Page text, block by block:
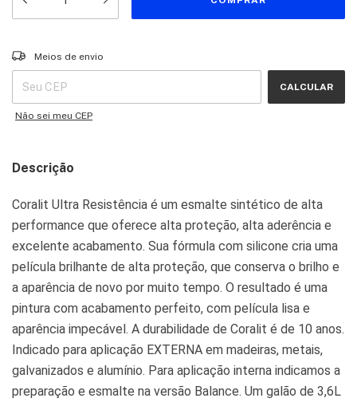
Entregas para o CEP:
Meios de envio
CALCULAR
Não sei meu CEP
Descrição
Coralit Ultra Resistência é um esmalte sintético de alta
performance que oferece alta proteção, alta aderência e
excelente acabamento. Sua fórmula com silicone cria uma
película brilhante de alta proteção, que conserva o brilho e
a aparência de novo por muito tempo. O resultado é uma
pintura com acabamento perfeito, com película lisa e
aparência impecável. A durabilidade de Coralit é de 10 anos.
Indicado para aplicação EXTERNA em madeiras, metais,
galvanizados e alumínio. Para aplicação interna indicamos a
preparação e esmalte na versão Balance. Um galão de 3,6L